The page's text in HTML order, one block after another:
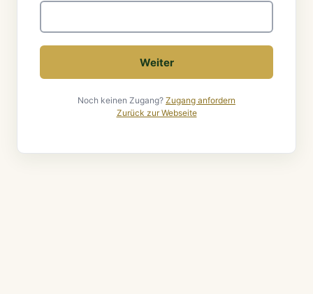
Weiter
Noch keinen Zugang? Zugang anfordern
Zurück zur Webseite